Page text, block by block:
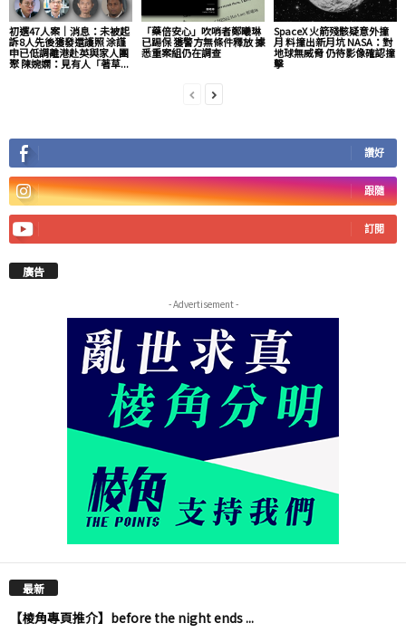
初選47人案｜消息：未被起
訴8人先後獲發還護照 涂謹
申已低調離港赴英與家人團
聚 陳婉嫻：見有人「著草...
「藥倍安心」吹哨者鄭曦琳
已踢保 獲警方無條件釋放 據
悉重案組仍在調查
SpaceX 火箭殘骸疑意外撞
月 料撞出新月坑 NASA：對
地球無威脅 仍待影像確認撞
擊
讚好
跟隨
訂閱
廣告
- Advertisement -
最新
【棱角專頁推介】before the night ends ...